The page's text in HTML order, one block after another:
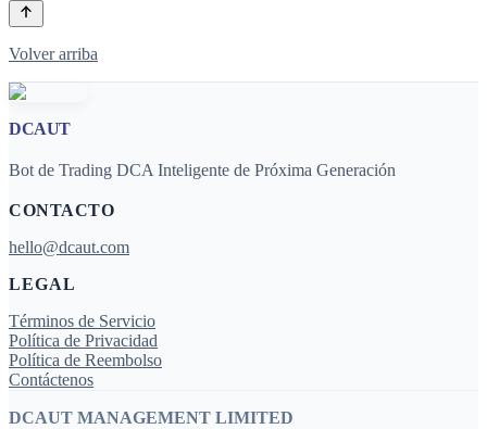
Volver arriba
DCAUT
Bot de Trading DCA Inteligente de Próxima Generación
CONTACTO
hello@dcaut.com
LEGAL
Términos de Servicio
Política de Privacidad
Política de Reembolso
Contáctenos
DCAUT MANAGEMENT LIMITED